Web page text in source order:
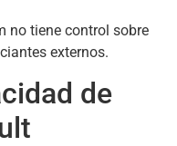
no tiene control sobre
externos.
de